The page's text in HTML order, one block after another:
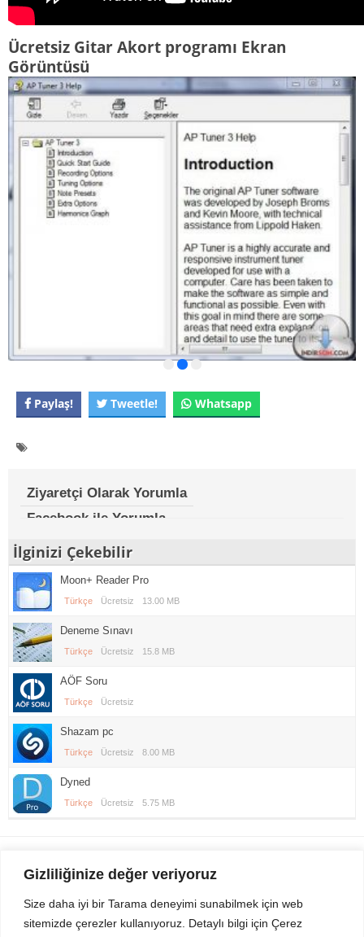
Gizliliğinize değer veriyoruz
Size daha iyi bir Tarama deneyimi sunabilmek için web
sitemizde çerezler kullanıyoruz. Detaylı bilgi için Çerez
Ücretsiz Gitar Akort programı Ekran
Görüntüsü
Paylaş! Tweetle! Whatsapp
Ziyaretçi Olarak Yorumla
Facebook ile Yorumla
İlginizi Çekebilir
Moon+ Reader Pro
Türkçe Ücretsiz 13.00 MB
Deneme Sınavı
Türkçe Ücretsiz 15.8 MB
AÖF Soru
Türkçe Ücretsiz
Shazam pc
Türkçe Ücretsiz 8.00 MB
Dyned
Türkçe Ücretsiz 5.75 MB
Sitemizden Son sürüm Program, Android Uygulama, Android Oyun, Apk